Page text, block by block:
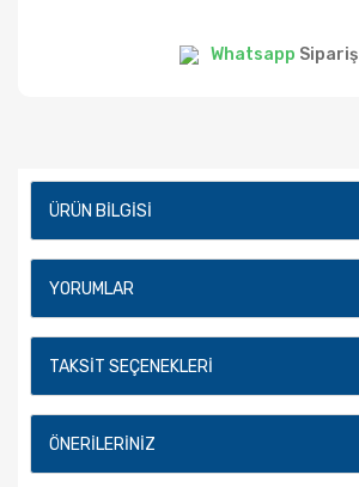
Whatsapp Sipariş
ÜRÜN BILGISI
YORUMLAR
TAKSIT SEÇENEKLERI
ÖNERILERINIZ